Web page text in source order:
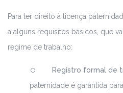
Para ter direito à licença
a alguns requisitos básicos, que
regime de trabalho:
Registro formal de
paternidade é garantida